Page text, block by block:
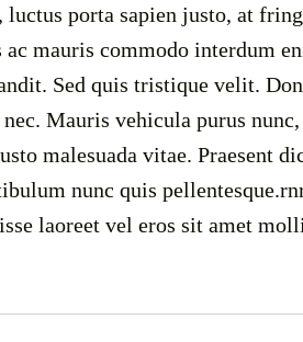
porta sapien justo, at
mauris commodo interdum
Sed quis tristique velit.
Mauris vehicula purus
malesuada vitae. Praesent
nunc quis
laoreet vel eros sit amet